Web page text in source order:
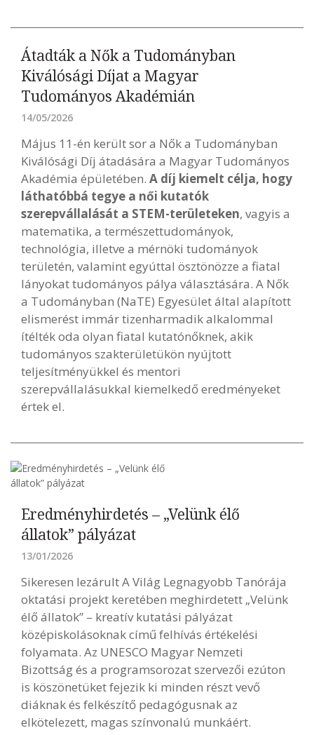
Átadták a Nők a Tudományban
Kiválósági Díjat a Magyar
Tudományos Akadémián
14/05/2026
Május 11-én került sor a Nők a Tudományban
Kiválósági Díj átadására a Magyar Tudományos
Akadémia épületében. A díj kiemelt célja, hogy
láthatóbbá tegye a női kutatók
szerepvállalását a STEM-területeken, vagyis a
matematika, a természettudományok,
technológia, illetve a mérnöki tudományok
területén, valamint egyúttal ösztönözze a fiatal
lányokat tudományos pálya választására. A Nők
a Tudományban (NaTE) Egyesület által alapított
elismerést immár tizenharmadik alkalommal
ítélték oda olyan fiatal kutatónőknek, akik
tudományos szakterületükön nyújtott
teljesítményükkel és mentori
szerepvállalásukkal kiemelkedő eredményeket
értek el.
Eredményhirdetés – „Velünk élő
állatok” pályázat
13/01/2026
Sikeresen lezárult A Világ Legnagyobb Tanórája
oktatási projekt keretében meghirdetett „Velünk
élő állatok” – kreatív kutatási pályázat
középiskolásoknak című felhívás értékelési
folyamata. Az UNESCO Magyar Nemzeti
Bizottság és a programsorozat szervezői ezúton
is köszönetüket fejezik ki minden részt vevő
diáknak és felkészítő pedagógusnak az
elkötelezett, magas színvonalú munkáért.